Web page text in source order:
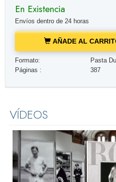
En Existencia
Envíos dentro de 24 horas
AÑADE AL
Formato:
Pasta
Páginas :
387
VÍDEOS